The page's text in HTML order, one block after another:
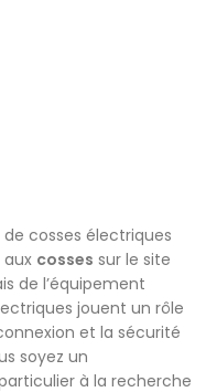
cosses électriques
cosses sur le site
de l’équipement
jouent un rôle
et la sécurité
soyez un
à la recherche